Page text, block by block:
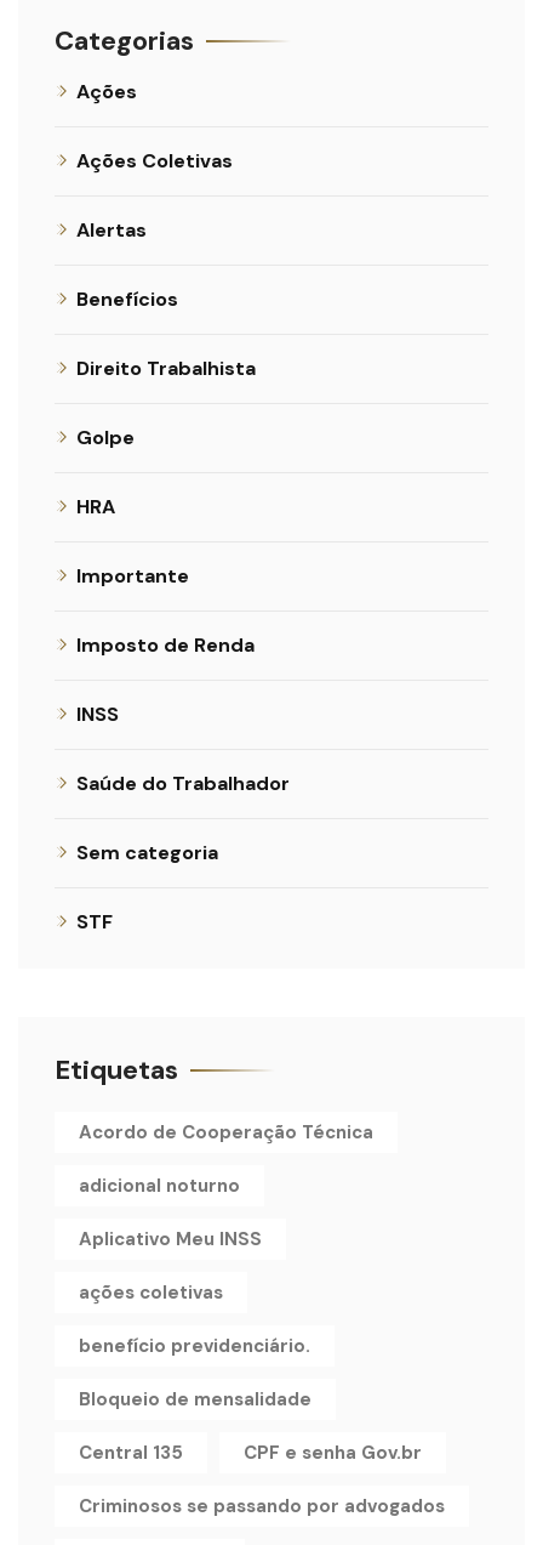
Categorias
Ações
Ações Coletivas
Alertas
Benefícios
Direito Trabalhista
Golpe
HRA
Importante
Imposto de Renda
INSS
Saúde do Trabalhador
Sem categoria
STF
Etiquetas
Acordo de Cooperação Técnica
adicional noturno
Aplicativo Meu INSS
ações coletivas
benefício previdenciário.
Bloqueio de mensalidade
Central 135 CPF e senha Gov.br
Criminosos se passando por advogados